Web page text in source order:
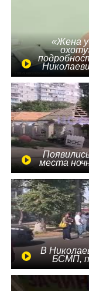
«Жена
места
В
БСМП,